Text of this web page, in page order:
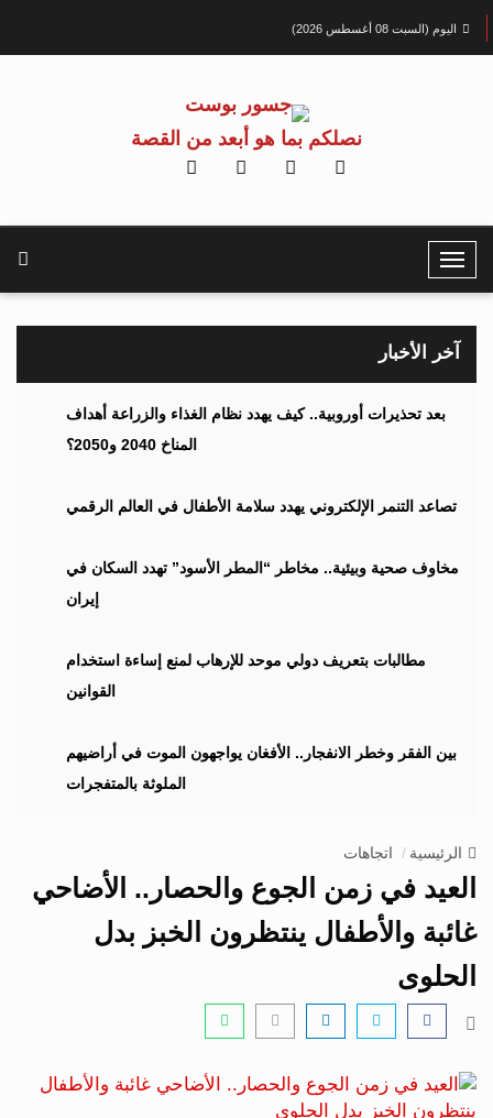
اليوم (السبت 08 أغسطس 2026)
نصلكم بما هو أبعد من القصة
T
o
g
N
i
t
آخر الأخبار
بعد تحذيرات أوروبية.. كيف يهدد نظام الغذاء والزراعة أهداف
المناخ 2040 و2050؟
تصاعد التنمر الإلكتروني يهدد سلامة الأطفال في العالم الرقمي
مخاوف صحية وبيئية.. مخاطر “المطر الأسود” تهدد السكان في
إيران
مطالبات بتعريف دولي موحد للإرهاب لمنع إساءة استخدام
القوانين
بين الفقر وخطر الانفجار.. الأفغان يواجهون الموت في أراضيهم
الملوثة بالمتفجرات
الرئيسية اتجاهات
العيد في زمن الجوع والحصار.. الأضاحي
غائبة والأطفال ينتظرون الخبز بدل
الحلوى